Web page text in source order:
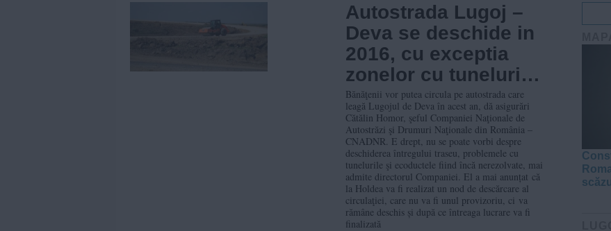
Autostrada Lugoj –
Deva se deschide in
2016, cu exceptia
zonelor cu tuneluri.
Nod rutier la Holdea
Bănăţenii vor putea circula pe autostrada care
leagă Lugojul de Deva în acest an, dă asigurări
Cătălin Homor, şeful Companiei Naţionale de
Autostrăzi şi Drumuri Naţionale din România –
CNADNR. E drept, nu se poate vorbi despre
deschiderea întregului traseu, problemele cu
tunelurile şi ecoductele fiind încă nerezolvate, mai
admite directorul Companiei. El a mai anunțat că
la Holdea va fi realizat un nod de descărcare al
circulaţiei, care nu va fi unul provizoriu, ci va
rămâne deschis și după ce întreaga lucrare va fi
finalizată